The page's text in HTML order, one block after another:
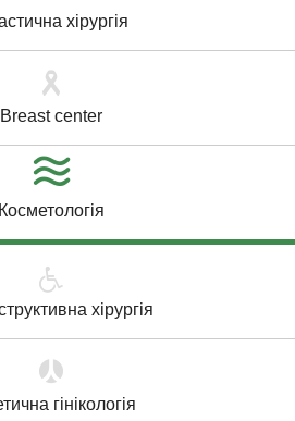
хірургія
Breast center
Косметологія
хірургія
гінікологія